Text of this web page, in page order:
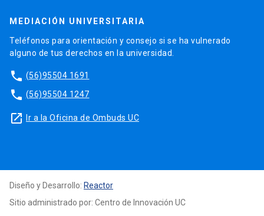
MEDIACIÓN UNIVERSITARIA
Teléfonos para orientación y consejo si se ha vulnerado
alguno de tus derechos en la universidad.
phone (56)95504 1691
phone (56)95504 1247
launch Ir a la Oficina de Ombuds UC
Diseño y Desarrollo: Reactor
Sitio administrado por: Centro de Innovación UC